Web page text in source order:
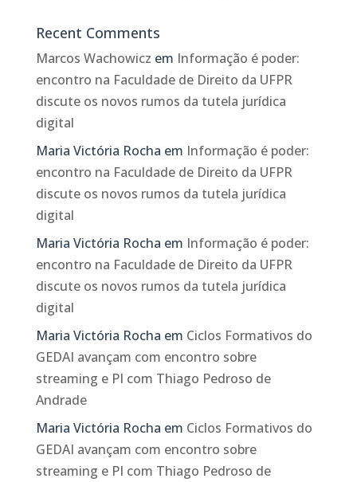
Recent Comments
Marcos Wachowicz em Informação é poder:
encontro na Faculdade de Direito da UFPR
discute os novos rumos da tutela jurídica
digital
Maria Victória Rocha em Informação é poder:
encontro na Faculdade de Direito da UFPR
discute os novos rumos da tutela jurídica
digital
Maria Victória Rocha em Informação é poder:
encontro na Faculdade de Direito da UFPR
discute os novos rumos da tutela jurídica
digital
Maria Victória Rocha em Ciclos Formativos do
GEDAI avançam com encontro sobre
streaming e PI com Thiago Pedroso de
Andrade
Maria Victória Rocha em Ciclos Formativos do
GEDAI avançam com encontro sobre
streaming e PI com Thiago Pedroso de